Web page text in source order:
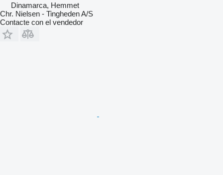
Dinamarca, Hemmet
Chr. Nielsen - Tingheden A/S
Contacte con el vendedor